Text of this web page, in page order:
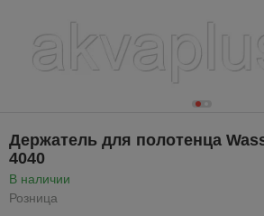
Держатель для полотенца
4040
В наличии
Розница